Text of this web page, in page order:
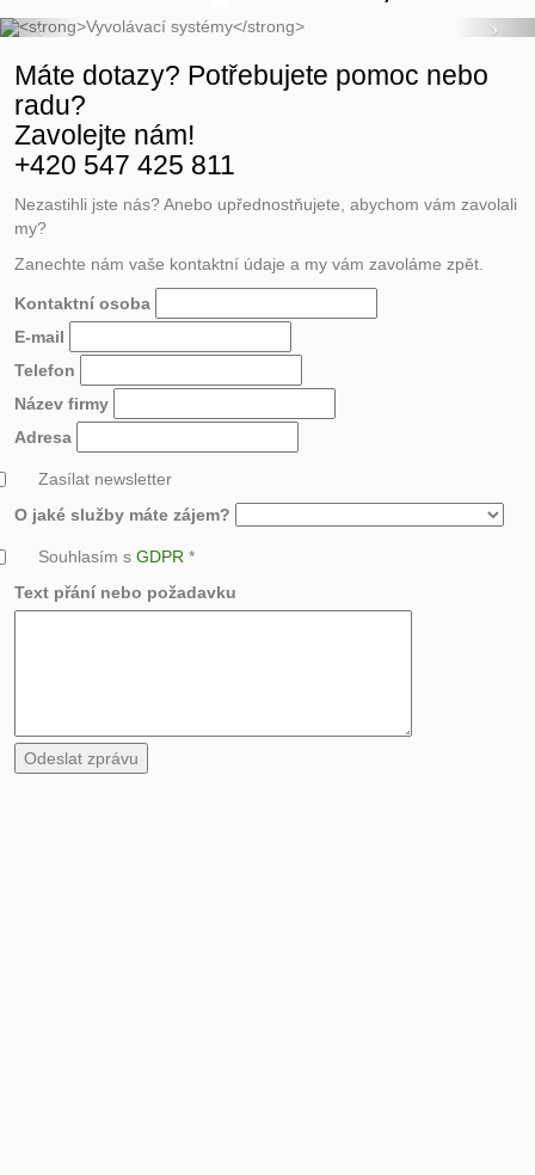
Máte dotazy? Potřebujete pomoc nebo
radu?
Zavolejte nám!
+420 547 425 811
Nezastihli jste nás? Anebo upřednostňujete, abychom vám zavolali
my?
Zanechte nám vaše kontaktní údaje a my vám zavoláme zpět.
Kontaktní osoba
E-mail
Telefon
Název firmy
Adresa
Zasílat newsletter
O jaké služby máte zájem?
Souhlasím s GDPR *
Text přání nebo požadavku